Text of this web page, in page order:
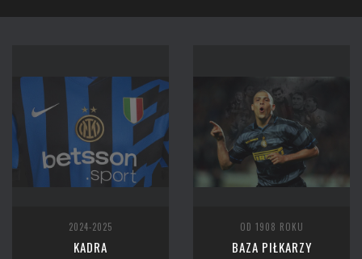
2024-2025
KADRA
OD 1908 ROKU
BAZA PIŁKARZY